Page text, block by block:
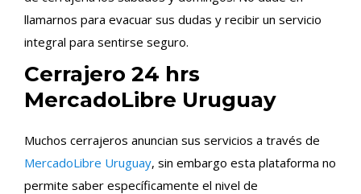
llamarnos para evacuar sus dudas y recibir un servicio
integral para sentirse seguro.
Cerrajero 24 hrs
MercadoLibre Uruguay
Muchos cerrajeros anuncian sus servicios a través de
MercadoLibre Uruguay, sin embargo esta plataforma no
permite saber específicamente el nivel de